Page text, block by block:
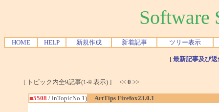
Software
HOME HELP 新規作成 新着記事 ツリー表示
[ 最新記事及び
[ トピック内全9記事(1-9 表示) ] << 0 >>
■5508 / inTopicNo.1) ArtTips Firefox23.0.1